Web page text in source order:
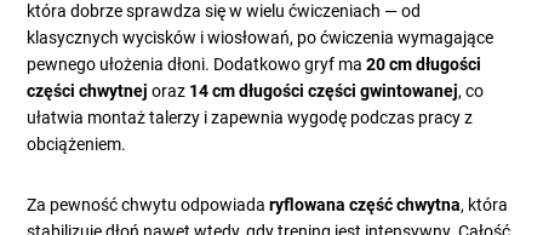
która dobrze sprawdza się w wielu ćwiczeniach — od
klasycznych wycisków i wiosłowań, po ćwiczenia wymagające
pewnego ułożenia dłoni. Dodatkowo gryf ma20 cm długości
części chwytnej oraz 14 cm długości części gwintowanej, co
ułatwia montaż talerzy i zapewnia wygodę podczas pracy z
obciążeniem.
Za pewność chwytu odpowiadaryflowana część chwytna, która